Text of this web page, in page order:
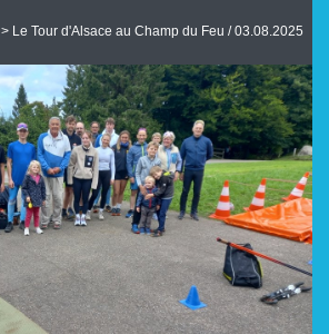
> Le Tour d'Alsace au Champ du Feu / 03.08.2025